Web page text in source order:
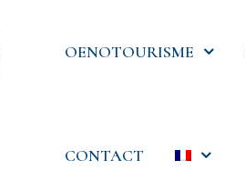
OENOTOURISME
CONTACT